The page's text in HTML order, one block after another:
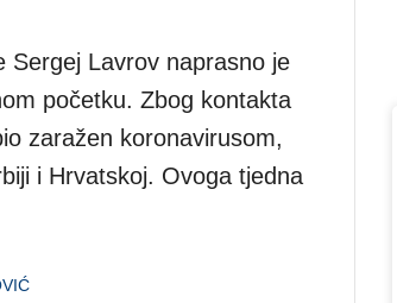
Sergej Lavrov naprasno je
početku. Zbog kontakta
zaražen koronavirusom,
i Hrvatskoj. Ovoga tjedna